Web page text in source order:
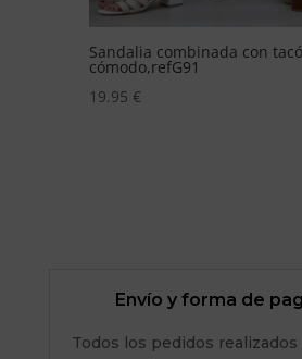
Zapatilla de lona basica
goma,ref12D
13.95
Envío y forma de
Todos los pedidos